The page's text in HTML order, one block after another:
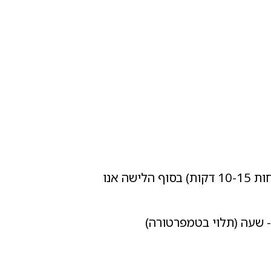
1. מכניסים לקערת המיקסר מים, שמרים, קמח, סוכר ומלח ולשים עד שאין קמח יבש בקערה (לפחות 10-15 דקות) בסוף הלישה אנו